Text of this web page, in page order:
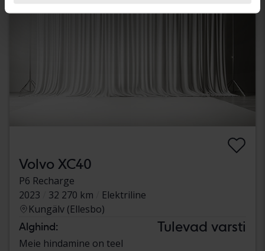
Volvo XC40
P6 Recharge
2023
32 270 km
Elektriline
Kungälv (Ellesbo)
Alghind: Tulevad varsti
Meie hindamine on teel